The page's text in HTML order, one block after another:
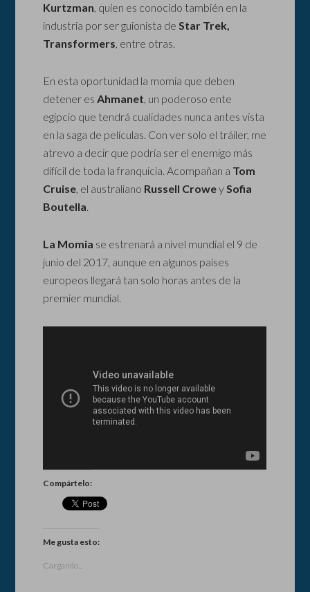
Kurtzman, quien es conocido también en la
industria por ser guionista deStar Trek,
Transformers, entre otras.
En esta oportunidad la momia que deben
detener esAhmanet, un poderoso ente
egipcio que tendrá cualidades nunca antes vista
en la saga de películas. Con ver solo el tráiler, me
atrevo a decir que podría ser el enemigo más
difícil de toda la franquicia. Acompañan a Tom
Cruise, el australiano Russell CroweySofia
Boutella.
La Momia se estrenará a nivel mundial el 9 de
junio del 2017, aunque en algunos países
europeos llegará tan solo horas antes de la
premier mundial.
Compártelo:
Me gusta esto:
Cargando...